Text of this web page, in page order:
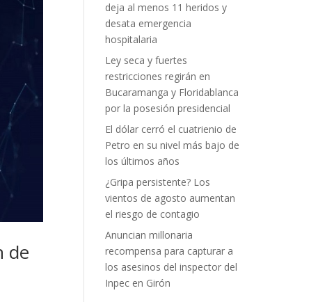
de
deja al menos 11 heridos y
desata emergencia
hospitalaria
Ley seca y fuertes
restricciones regirán en
Bucaramanga y Floridablanca
por la posesión presidencial
El dólar cerró el cuatrienio de
Petro en su nivel más bajo de
los últimos años
¿Gripa persistente? Los
vientos de agosto aumentan
el riesgo de contagio
Anuncian millonaria
recompensa para capturar a
los asesinos del inspector del
Inpec en Girón